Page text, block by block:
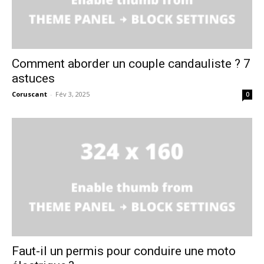
Comment aborder un couple candauliste ? 7
astuces
Coruscant - Fév 3, 2025 0
Faut-il un permis pour conduire une moto